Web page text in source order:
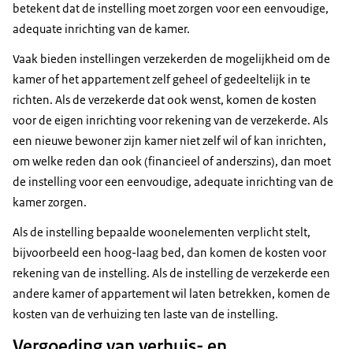
betekent dat de instelling moet zorgen voor een eenvoudige,
adequate inrichting van de kamer.
Vaak bieden instellingen verzekerden de mogelijkheid om de
kamer of het appartement zelf geheel of gedeeltelijk in te
richten. Als de verzekerde dat ook wenst, komen de kosten
voor de eigen inrichting voor rekening van de verzekerde. Als
een nieuwe bewoner zijn kamer niet zelf wil of kan inrichten,
om welke reden dan ook (financieel of anderszins), dan moet
de instelling voor een eenvoudige, adequate inrichting van de
kamer zorgen.
Als de instelling bepaalde woonelementen verplicht stelt,
bijvoorbeeld een hoog-laag bed, dan komen de kosten voor
rekening van de instelling. Als de instelling de verzekerde een
andere kamer of appartement wil laten betrekken, komen de
kosten van de verhuizing ten laste van de instelling.